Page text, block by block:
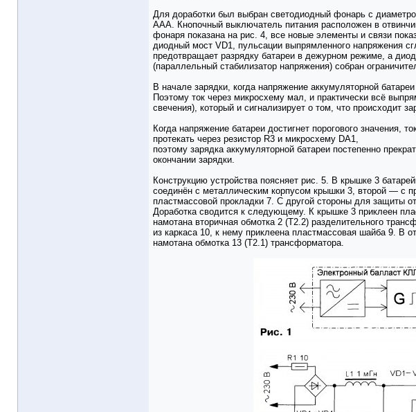
Для доработки был выбран светодиодный фонарь с
ААА. Кнопочный выключатель питания расположен в
фонаря показана на рис. 4, все новые элементы и связи
диодный мост VD1, пульсации выпрямленного напряжения
предотвращает разрядку батареи в дежурном режиме, а
(параллельный стабилизатор напряжения) собран
В начале зарядки, когда напряжение аккумуляторной
Поэтому ток через микросхему мал, и практически всё
свечения), который и сигнализирует о том, что происходит
Когда напряжение батареи достигнет порогового
протекать через резистор R3 и микросхему DA1,
поэтому зарядка аккумуляторной батареи постепенно
окончании зарядки.
Конструкцию устройства поясняет рис. 5. В крышке 3
соединён с металлическим корпусом крышки 3, второй — с
пластмассовой прокладки 7. С другой стороны для защиты
Доработка сводится к следующему. К крышке 3 приклеен
намотана вторичная обмотка 2 (Т2.2) разделительного
из каркаса 10, к нему приклеена пластмассовая шайба 9. В
намотана обмотка 13 (Т2.1) трансформатора.